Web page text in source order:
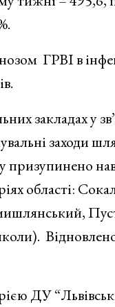
ГРВІ в
закладах у
заходи
призупинено
області:
ДУ